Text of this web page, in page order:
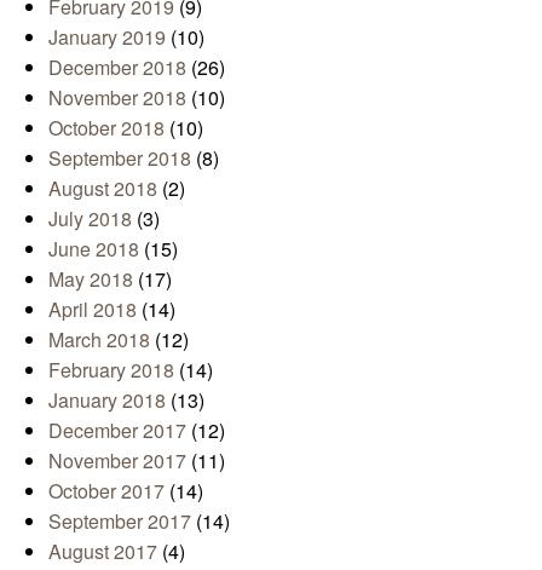
February 2019 (9)
January 2019 (10)
December 2018 (26)
November 2018 (10)
October 2018 (10)
September 2018 (8)
August 2018 (2)
July 2018 (3)
June 2018 (15)
May 2018 (17)
April 2018 (14)
March 2018 (12)
February 2018 (14)
January 2018 (13)
December 2017 (12)
November 2017 (11)
October 2017 (14)
September 2017 (14)
August 2017 (4)